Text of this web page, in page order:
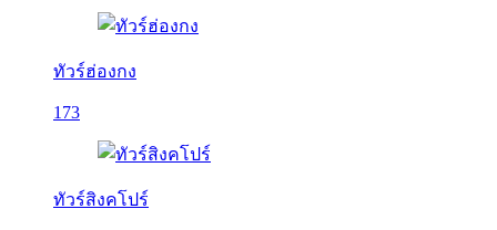
ทัวร์ฮ่องกง
173
ทัวร์สิงคโปร์